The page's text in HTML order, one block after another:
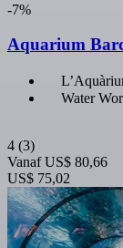
-7%
Aquarium
Water
4 (3)
Vanaf US$ 80,66
US$ 75,02